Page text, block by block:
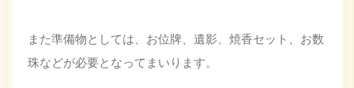
また準備物としては、お位牌、遺影、焼香セット、お数
珠などが必要となってまいります。